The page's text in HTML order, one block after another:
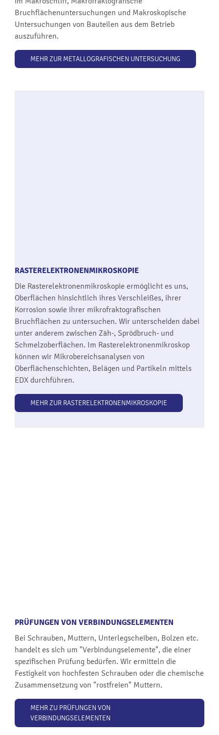
Bruchflächenuntersuchungen und Makroskopische
Untersuchungen von Bauteilen aus dem Betrieb
auszuführen.
MEHR ZUR METALLOGRAFISCHEN UNTERSUCHUNG
RASTERELEKTRONENMIKROSKOPIE
Die Rasterelektronenmikroskopie ermöglicht es uns,
Oberflächen hinsichtlich ihres Verschleißes, ihrer
Korrosion sowie ihrer mikrofraktografischen
Bruchflächen zu untersuchen. Wir unterscheiden dabei
unter anderem zwischen Zäh-, Sprödbruch- und
Schmelzoberflächen. Im Rasterelektronenmikroskop
können wir Mikrobereichsanalysen von
Oberflächenschichten, Belägen und Partikeln mittels
EDX durchführen.
MEHR ZUR RASTERELEKTRONENMIKROSKOPIE
PRÜFUNGEN VON VERBINDUNGSELEMENTEN
Bei Schrauben, Muttern, Unterlegscheiben, Bolzen etc.
handelt es sich um "Verbindungselemente", die einer
spezifischen Prüfung bedürfen. Wir ermitteln die
Festigkeit von hochfesten Schrauben oder die chemische
Zusammensetzung von "rostfreien" Muttern.
MEHR ZU PRÜFUNGEN VON
VERBINDUNGSELEMENTEN